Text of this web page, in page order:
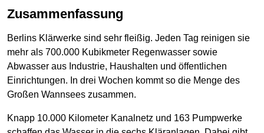
Zusammenfassung
Berlins Klärwerke sind sehr fleißig. Jeden Tag reinigen sie
mehr als 700.000 Kubikmeter Regenwasser sowie
Abwasser aus Industrie, Haushalten und öffentlichen
Einrichtungen. In drei Wochen kommt so die Menge des
Großen Wannsees zusammen.
Knapp 10.000 Kilometer Kanalnetz und 163 Pumpwerke